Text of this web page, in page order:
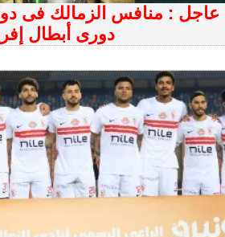
دورى أبطال